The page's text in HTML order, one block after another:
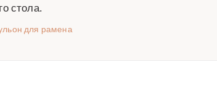
стола.
для рамена